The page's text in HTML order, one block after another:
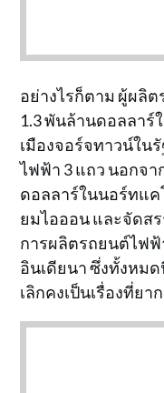
อย่างไรก็ตาม ผู้ผลิ
1.3 พันล้านดอลลาร์
เมืองจอร์จทาวน์ใน
ไฟฟ้า 3 แถว นอกจา
ดอลลาร์ในนอร์ทแค
ยมไอออน และจัดส
การผลิตรถยนต์ไฟ
อินเดียนา ซึ่งทั้งหม
เลิกคงเป็นเรื่องที่ยา